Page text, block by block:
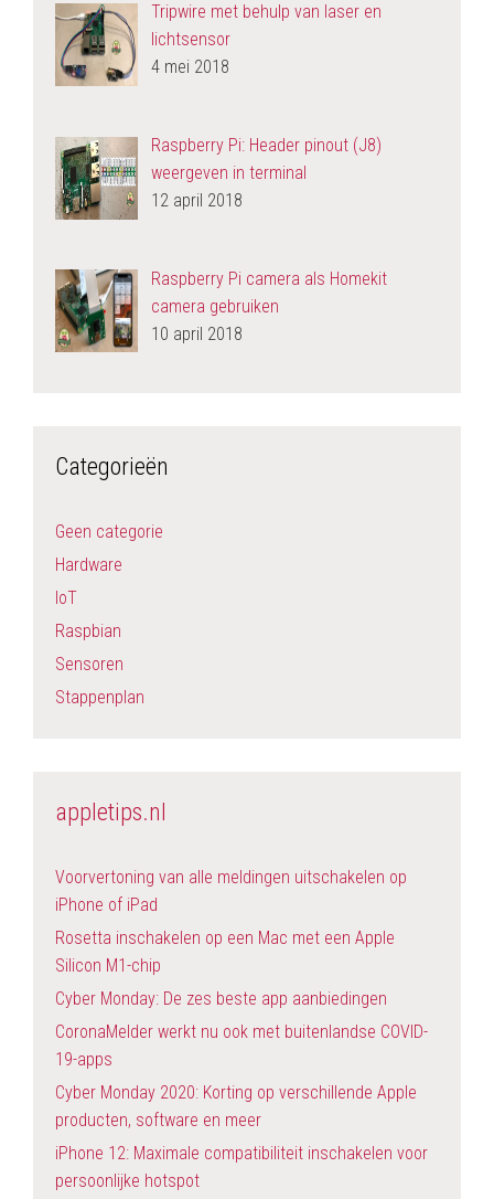
Tripwire met behulp van laser en
lichtsensor
4 mei 2018
Raspberry Pi: Header pinout (J8)
weergeven in terminal
12 april 2018
Raspberry Pi camera als Homekit
camera gebruiken
10 april 2018
Categorieën
Geen categorie
Hardware
IoT
Raspbian
Sensoren
Stappenplan
appletips.nl
Voorvertoning van alle meldingen uitschakelen op
iPhone of iPad
Rosetta inschakelen op een Mac met een Apple
Silicon M1-chip
Cyber Monday: De zes beste app aanbiedingen
CoronaMelder werkt nu ook met buitenlandse COVID-
19-apps
Cyber Monday 2020: Korting op verschillende Apple
producten, software en meer
iPhone 12: Maximale compatibiliteit inschakelen voor
persoonlijke hotspot